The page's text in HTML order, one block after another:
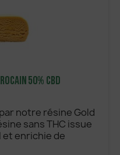
50% CBD
notre résine Gold
sans THC issue
enrichie de